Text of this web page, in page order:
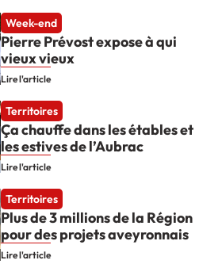
Week-end
Pierre Prévost expose à qui
vieux vieux
Lire l'article
Territoires
Ça chauffe dans les étables et
les estives de l’Aubrac
Lire l'article
Territoires
Plus de 3 millions de la Région
pour des projets aveyronnais
Lire l'article